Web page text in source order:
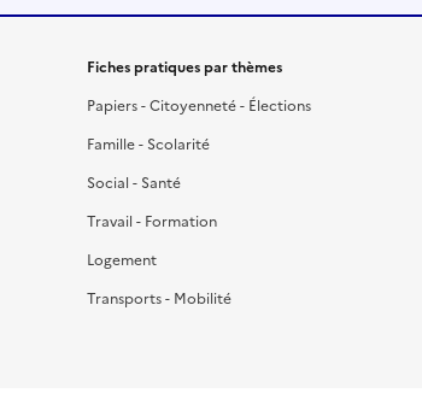
Fiches pratiques par thèmes
Papiers - Citoyenneté - Élections
Famille - Scolarité
Social - Santé
Travail - Formation
Logement
Transports - Mobilité